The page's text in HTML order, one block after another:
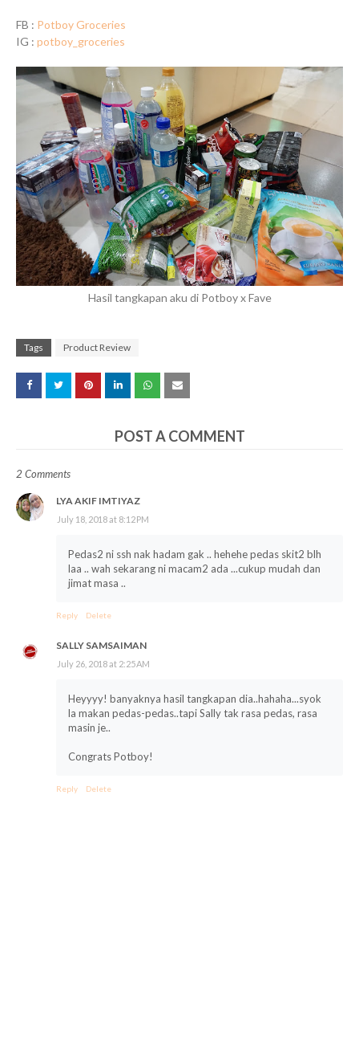
FB : Potboy Groceries
IG : potboy_groceries
Hasil tangkapan aku di Potboy x Fave
Tags Product Review
POST A COMMENT
2 Comments
LYA AKIF IMTIYAZ
July 18, 2018 at 8:12 PM
Pedas2 ni ssh nak hadam gak .. hehehe pedas skit2 blh
laa .. wah sekarang ni macam2 ada ...cukup mudah dan
jimat masa ..
Reply Delete
SALLY SAMSAIMAN
July 26, 2018 at 2:25 AM
Heyyyy! banyaknya hasil tangkapan dia..hahaha...syok
la makan pedas-pedas..tapi Sally tak rasa pedas, rasa
masin je..
Congrats Potboy!
Reply Delete